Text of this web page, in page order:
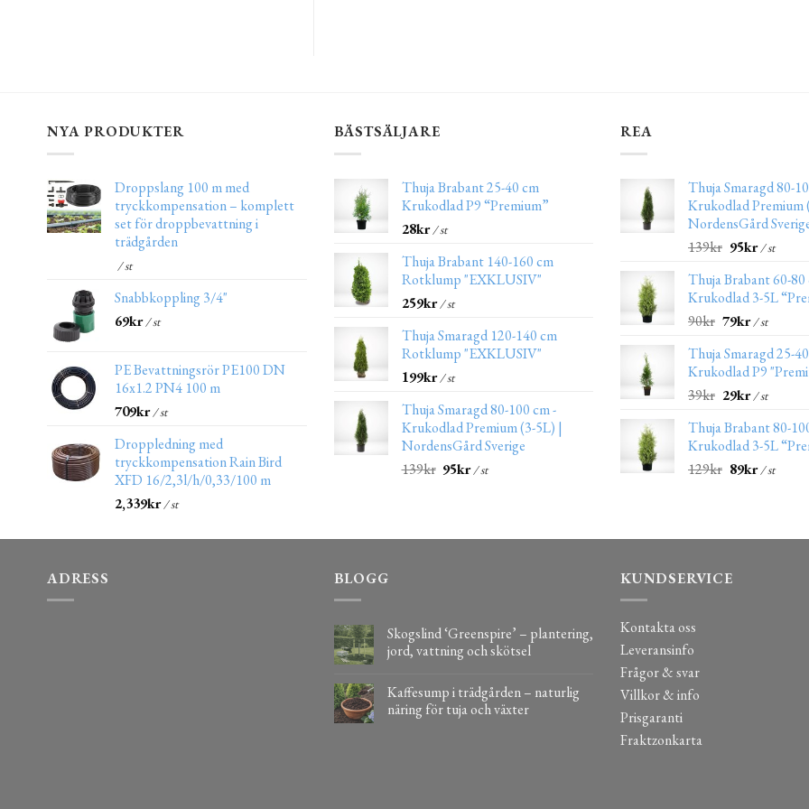
NYA PRODUKTER
Droppslang 100 m med
tryckkompensation – komplett
set för droppbevattning i
trädgården
/ st
Snabbkoppling 3/4"
69kr/ st
PE Bevattningsrör PE100 DN
16x1.2 PN4 100 m
709kr/ st
Droppledning med
tryckkompensation Rain Bird
XFD 16/2,3l/h/0,33/100 m
2,339kr/ st
BÄSTSÄLJARE
Thuja Brabant 25-40 cm
Krukodlad P9 “Premium”
28kr/ st
Thuja Brabant 140-160 cm
Rotklump "EXKLUSIV"
259kr/ st
Thuja Smaragd 120-140 cm
Rotklump "EXKLUSIV"
199kr/ st
Thuja Smaragd 80-100 cm -
Krukodlad Premium (3-5L) |
NordensGård Sverige
139kr 95kr/ st
REA
Thuja Smaragd 80-
Krukodlad Premium
NordensGård
139kr 95kr/ st
Thuja Brabant 60-80
Krukodlad 3-5L
90kr 79kr/ st
Thuja Smaragd 25-
Krukodlad P9
39kr 29kr/ st
Thuja Brabant 80-
Krukodlad 3-5L
129kr 89kr/ st
ADRESS BLOGG
Skogslind ‘Greenspire’ – plantering,
jord, vattning och skötsel
Kaffesump i trädgården – naturlig
näring för tuja och växter
KUNDSERVICE
Kontakta oss
Leveransinfo
Frågor & svar
Villkor & info
Prisgaranti
Fraktzonkarta